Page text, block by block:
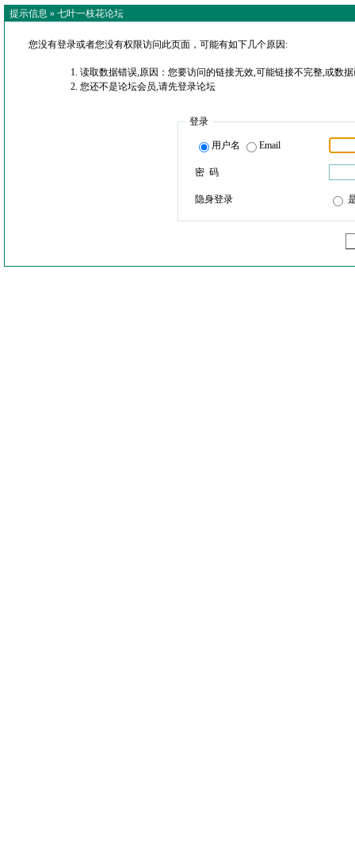
提示信息 » 七叶一枝花论坛
您没有登录或者您没有权限访问此页面，可能有如下几个原因:
读取数据错误,原因：您要访问的链接无效,可能链接不完整,或数
您还不是论坛会员,请先登录论坛
登录
用户名 Email
密 码
隐身登录